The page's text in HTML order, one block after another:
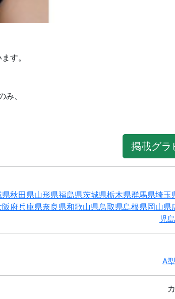
す。
、
掲載グラ
県秋田県山形県福島県茨城県栃木県群馬県埼玉
阪府兵庫県奈良県和歌山県鳥取県島根県岡山県
児
A型